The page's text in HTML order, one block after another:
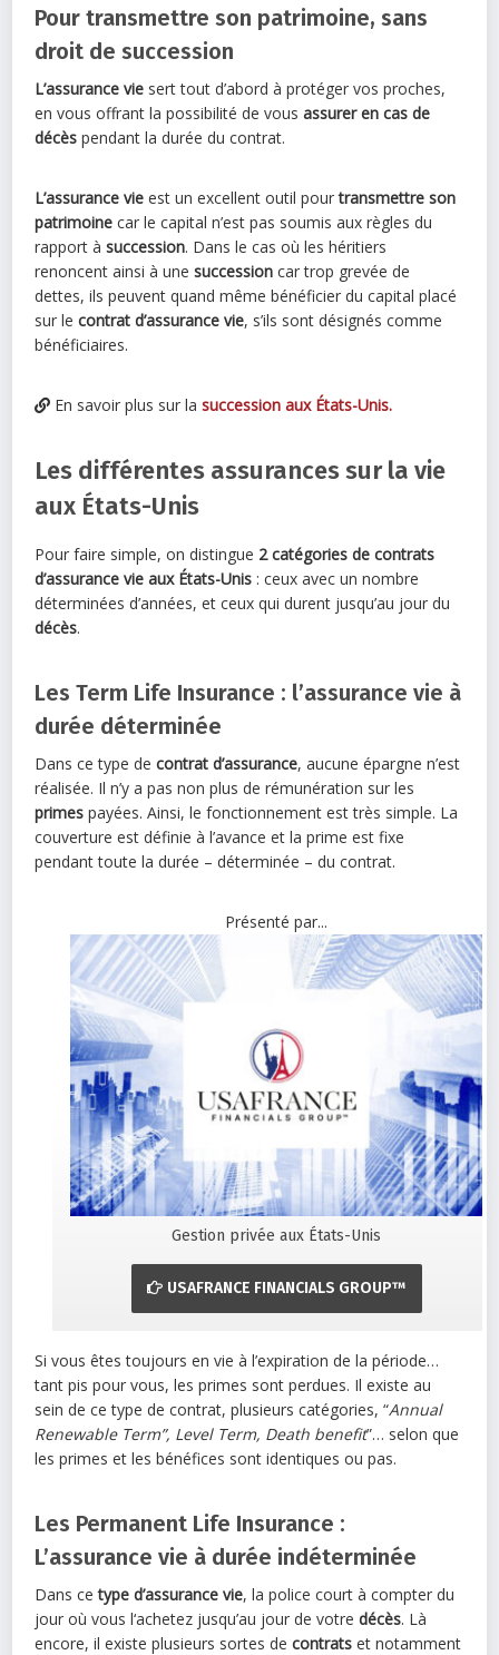
Pour transmettre son patrimoine, sans
droit de succession
L’assurance vie sert tout d’abord à protéger vos proches,
en vous offrant la possibilité de vous assurer en cas de
décès pendant la durée du contrat.
L’assurance vie est un excellent outil pourtransmettre son
patrimoine car le capital n’est pas soumis aux règles du
rapport à succession. Dans le cas où les héritiers
renoncent ainsi à unesuccession car trop grevée de
dettes, ils peuvent quand même bénéficier du capital placé
sur lecontrat d’assurance vie, s’ils sont désignés comme
bénéficiaires.
En savoir plus sur la succession aux États-Unis.
Les différentes assurances sur la vie
aux États-Unis
Pour faire simple, on distingue 2 catégories de contrats
d’assurance vie aux États-Unis : ceux avec un nombre
déterminées d’années, et ceux qui durent jusqu’au jour du
décès.
Les Term Life Insurance : l’assurance vie à
durée déterminée
Dans ce type decontrat d’assurance, aucune épargne n’est
réalisée. Il n’y a pas non plus de rémunération sur les
primes payées. Ainsi, le fonctionnement est très simple. La
couverture est définie à l’avance et la prime est fixe
pendant toute la durée – déterminée – du contrat.
Présenté par...
Gestion privée aux États-Unis
USAFRANCE FINANCIALS GROUP™
Si vous êtes toujours en vie à l’expiration de la période…
tant pis pour vous, les primes sont perdues. Il existe au
sein de ce type de contrat, plusieurs catégories, “Annual
Renewable Term”, Level Term, Death benefit”… selon que
les primes et les bénéfices sont identiques ou pas.
Les Permanent Life Insurance :
L’assurance vie à durée indéterminée
Dans ce type d’assurance vie, la police court à compter du
jour où vous l‘achetez jusqu’au jour de votredécès. Là
encore, il existe plusieurs sortes decontrats et notamment